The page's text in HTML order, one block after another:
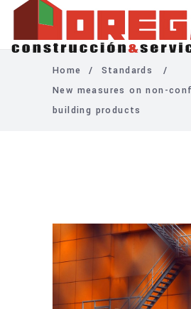
Home / Standards
/
New measures on non-
building products